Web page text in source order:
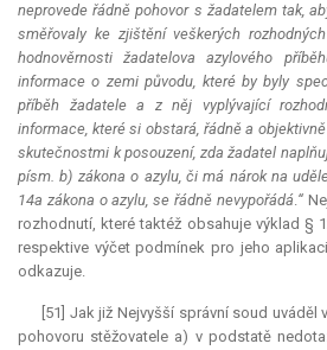
neprovede řádně pohovor s žadatelem tak,
směřovaly ke zjištění veškerých
hodnověrnosti žadatelova azylového
informace o zemi původu, které by byly
příběh žadatele a z něj vyplývající
informace, které si obstará, řádně a
skutečnostmi k posouzení, zda žadatel
písm. b) zákona o azylu, či má nárok na
14a zákona o azylu, se řádně nevypořádá.“
rozhodnutí, které taktéž obsahuje výklad §
respektive výčet podmínek pro jeho
odkazuje.
[51] Jak již Nejvyšší správní soud uváděl
pohovoru stěžovatele a) v podstatě